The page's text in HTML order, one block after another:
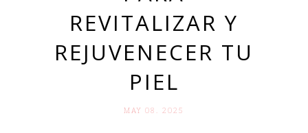
REVITALIZAR Y
REJUVENECER TU
PIEL
MAY 08. 2025